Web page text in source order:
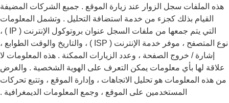
هذه الملفات سجل الزوار عند زيارة الموقع . جميع الشركات المضيفة
القيام بذلك كجزء من خدمة استضافة التحليل . وتشمل المعلومات
التي يتم جمعها من ملفات السجل عنوان بروتوكول الإنترنت ( IP ) ،
نوع المتصفح ، موفر خدمة الإنترنت ( ISP ) ، والتاريخ والوقت الطوابع ،
إشارة / خروج الصفحة ، وعدد الزيارات الممكنة . هذه المعلومات لا
علاقة لها بأي معلومات يمكن التعرف على الهوية الشخصية . والغرض
من هذه المعلومات هو تحليل الاتجاهات ، وإدارة الموقع ، وتتبع تحركات
المستخدمين على الموقع ، وجمع المعلومات الديمغرافية .